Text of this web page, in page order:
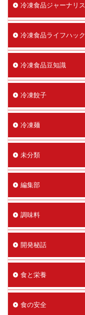
冷凍食品ジャーナリ
冷凍食品ライフハック
冷凍食品豆知識
冷凍餃子
冷凍麺
未分類
編集部
調味料
開発秘話
食と栄養
食の安全